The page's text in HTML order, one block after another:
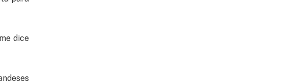
dice